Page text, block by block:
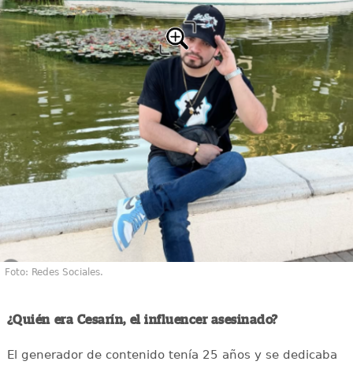
Foto: Redes Sociales.
¿Quién era Cesarín, el influencer asesinado?
El generador de contenido tenía 25 años y se dedicaba